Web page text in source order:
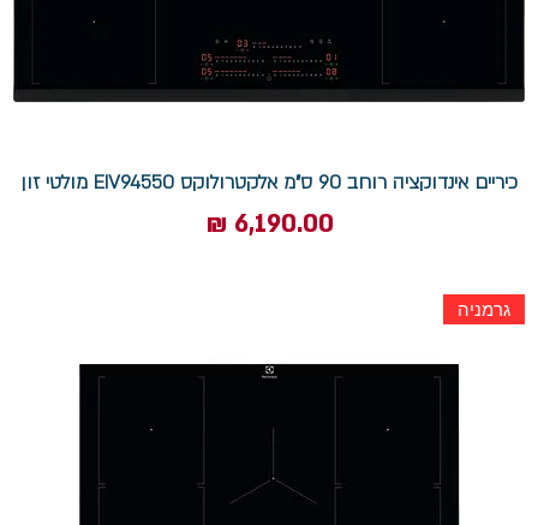
כיריים אינדוקציה רוחב 90 ס"מ אלקטרולוקס EIV94550 מולטי זון
מחיר
גרמניה